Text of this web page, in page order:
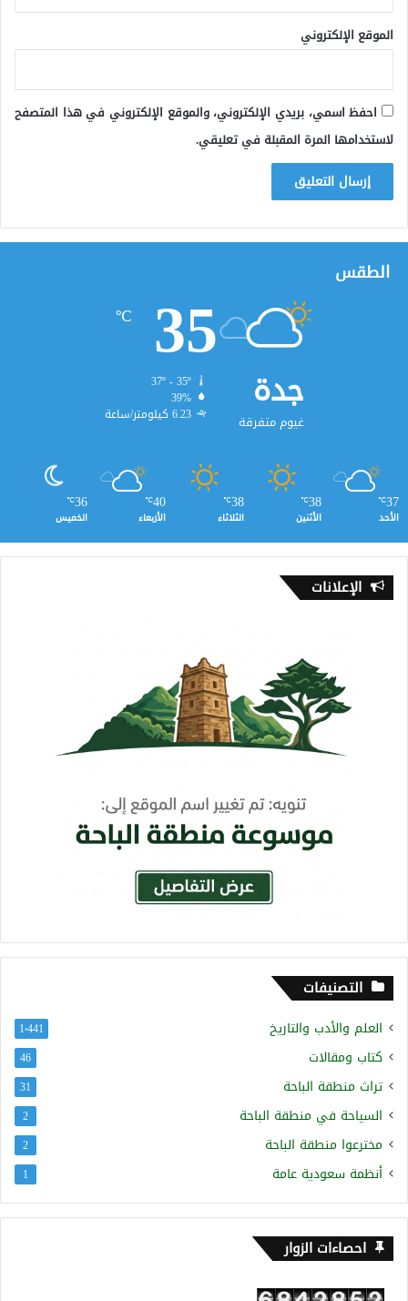
الموقع الإلكتروني
احفظ اسمي، بريدي الإلكتروني، والموقع الإلكتروني في هذا المتصفح
لاستخدامها المرة المقبلة في تعليقي.
الطقس
جدة
غيوم متفرقة
35
℃
37º - 35º
39%
6.23 كيلومتر/ساعة
37
℃
الأحد
38
℃
الأثنين
38
℃
الثلاثاء
40
℃
الأربعاء
36
℃
الخميس
الإعلانات
التصنيفات
العلم والأدب والتاريخ 1٬441
كتاب ومقالات 46
تراث منطقة الباحة 31
السياحة في منطقة الباحة 2
مخترعوا منطقة الباحة 2
أنظمة سعودية عامة 1
احصاءات الزوار